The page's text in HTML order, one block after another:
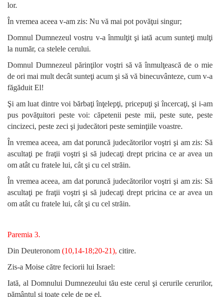
lor.
În vremea aceea v-am zis: Nu vă mai pot povăţui singur;
Domnul Dumnezeul vostru v-a înmulţit şi iată acum sunteţi mulţi
la număr, ca stelele cerului.
Domnul Dumnezeul părinţilor voştri să vă înmulţească de o mie
de ori mai mult decât sunteţi acum şi să vă binecuvânteze, cum v-a
făgăduit El!
Şi am luat dintre voi bărbaţi înţelepţi, pricepuţi şi încercaţi, şi i-am
pus povăţuitori peste voi: căpetenii peste mii, peste sute, peste
cincizeci, peste zeci şi judecători peste seminţiile voastre.
În vremea aceea, am dat poruncă judecătorilor voştri şi am zis: Să
ascultaţi pe fraţii voştri şi să judecaţi drept pricina ce ar avea un
om atât cu fratele lui, cât şi cu cel străin.
În vremea aceea, am dat poruncă judecătorilor voştri şi am zis: Să
ascultaţi pe fraţii voştri şi să judecaţi drept pricina ce ar avea un
om atât cu fratele lui, cât şi cu cel străin.
Paremia 3.
Din Deuteronom (10,14-18;20-21), citire.
Zis-a Moise către feciorii lui Israel:
Iată, al Domnului Dumnezeului tău este cerul şi cerurile cerurilor,
pământul şi toate cele de pe el.